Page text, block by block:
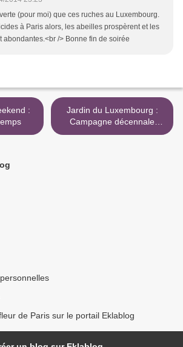
(pour moi) que ces ruches au Luxembourg.
à Paris alors, les abeilles prospèrent et les
abondantes.<br /> Bonne fin de soirée
Jardin du Luxembourg :
Campagne décennale
d'abattage et de plantation
de Paris sur le portail Eklablog